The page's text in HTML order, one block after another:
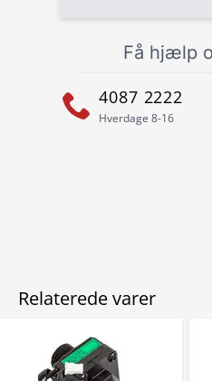
Få hjælp
4087 2222
Hverdage 8-16
Relaterede varer